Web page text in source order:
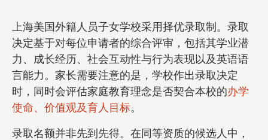
上海美国外籍人员子女学校采用择优录取制。录取
决定基于对每位申请者的综合评审，包括其学业潜
力、成长经历、社会互动性与行为表现以及英语语
言能力。家长需要注意的是，学校作出录取决定
时，同时会评估家庭教育理念是否契合本校的办学
使命、价值观及育人目标。
录取名额并非先到先得。在同等资质的候选人中，